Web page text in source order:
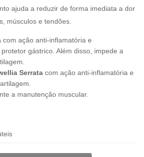
ajuda a reduzir de forma imediata a dor
músculos e tendões.
com ação anti-inflamatória e
gástrico. Além disso, impede a
Serrata com ação anti-inflamatória e
a manutenção muscular.